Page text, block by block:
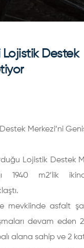
Lojistik Destek
Merkezi’ni
Lojistik Destek
1940 m2’lik
mevkiinde asfalt
devam eden
alana sahip ve 2